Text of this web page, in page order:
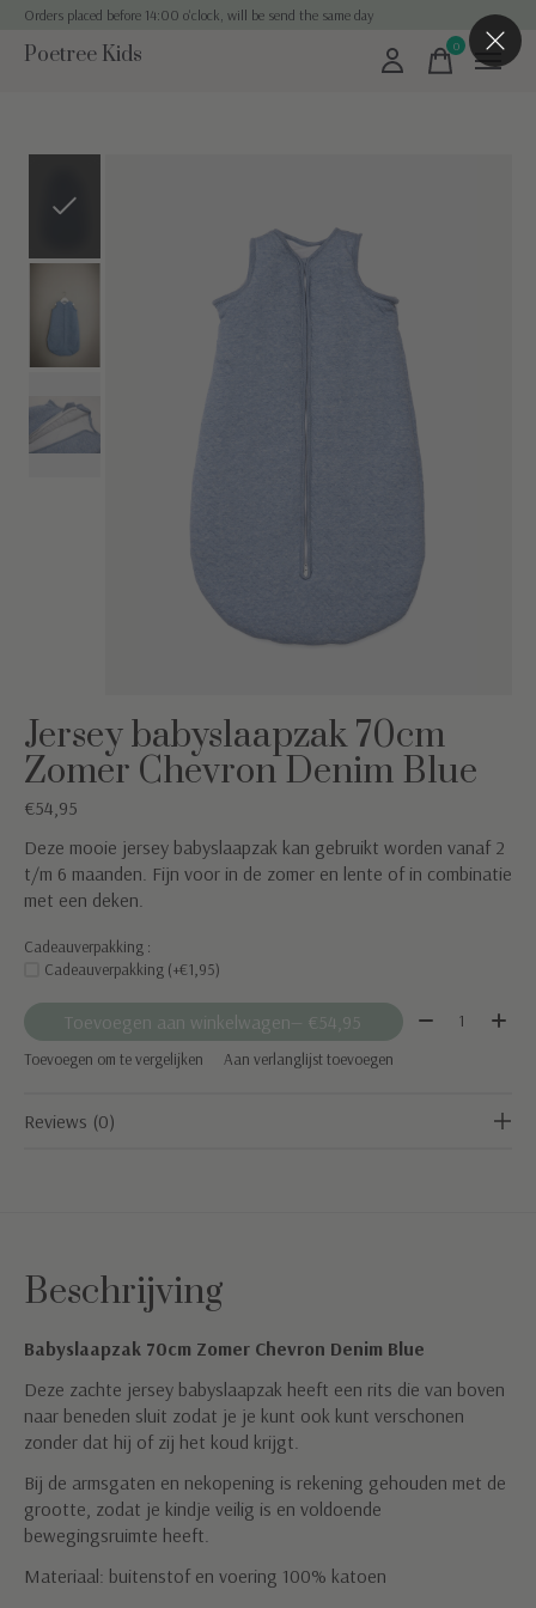
Orders placed before 14:00 o'clock, will be send the same day
Poetree Kids 0items
Jersey babyslaapzak 70cm
Zomer Chevron Denim Blue
€54,95
Deze mooie jersey babyslaapzak kan gebruikt worden vanaf 2
t/m 6 maanden. Fijn voor in de zomer en lente of in combinatie
met een deken.
Cadeauverpakking :
Cadeauverpakking (+€1,95)
Toevoegen aan winkelwagen — €54,95 Aantal:
Toevoegen om te vergelijken Aan verlanglijst toevoegen
Reviews (0)
Beschrijving
Babyslaapzak 70cm Zomer Chevron Denim Blue
Deze zachte jersey babyslaapzak heeft een rits die van boven
naar beneden sluit zodat je je kunt ook kunt verschonen
zonder dat hij of zij het koud krijgt.
Bij de armsgaten en nekopening is rekening gehouden met de
grootte, zodat je kindje veilig is en voldoende
bewegingsruimte heeft.
Materiaal: buitenstof en voering 100% katoen